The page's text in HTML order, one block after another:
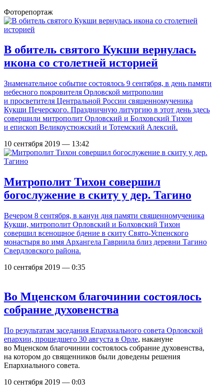
Фоторепортаж
В обитель святого Кукши вернулась
икона со столетней историей
Знаменательное событие состоялось 9 сентября, в день памяти
небесного покровителя Орловской митрополии
и просветителя Центральной России священномученика
Кукши Печерского. Праздничную литургию в этот день здесь
совершили митрополит Орловский и Болховский Тихон
и епископ Великоустюжский и Тотемский Алексий.
10 сентября 2019 — 13:42
Митрополит Тихон совершил
богослужение в скиту у дер. Тагино
Вечером 8 сентября, в канун дня памяти священномученика
Кукши, митрополит Орловский и Болховский Тихон
совершил всенощное бдение в скиту Свято-Успенского
монастыря во имя Архангела Гавриила близ деревни Тагино
Свердловского района.
10 сентября 2019 — 0:35
Во Мценском благочинии состоялось
собрание духовенства
По результатам заседания Епархиального совета Орловской
епархии, прошедшего 30 августа в Орле, накануне
во Мценском благочинии состоялось собрание духовенства,
на котором до священников были доведены решения
Епархиального совета.
10 сентября 2019 — 0:03